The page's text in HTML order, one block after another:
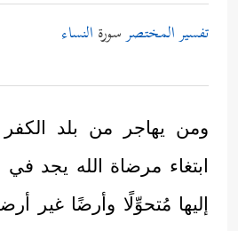
تفسير المختصرسورة النساء
ومن يهاجر من بلد الكفر
ابتغاء مرضاة الله يجد
إليها مُتحوِّلًا وأرضًا غير